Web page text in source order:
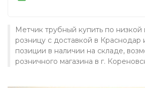
Метчик трубный купить по низкой
розницу с доставкой в
позиции в наличии на складе,
розничного магазина в г.